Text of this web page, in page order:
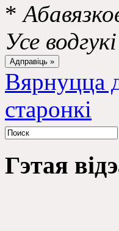
*
Усе
Вярнуцца
старонкі
Гэтая